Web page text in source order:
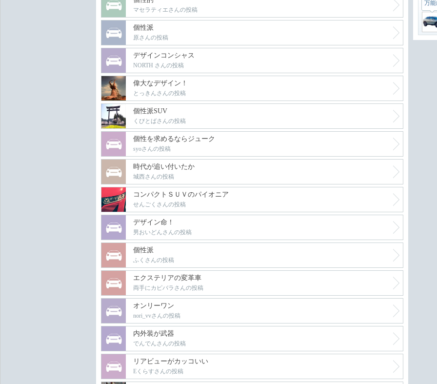
マセラティエさんの投稿
個性派
原さんの投稿
デザインコンシャス
NORTH さんの投稿
偉大なデザイン！
とっきんさんの投稿
個性派SUV
くびとばさんの投稿
個性を求めるならジューク
syoさんの投稿
時代が追い付いたか
城西さんの投稿
コンパクトＳＵＶのパイオニア
せんごくさんの投稿
デザイン命！
男おいどんさんの投稿
個性派
ふくさんの投稿
エクステリアの変革車
両手にカピバラさんの投稿
オンリーワン
nori_vvさんの投稿
内外装が武器
でんでんさんの投稿
リアビューがカッコいい
Eくらすさんの投稿
万